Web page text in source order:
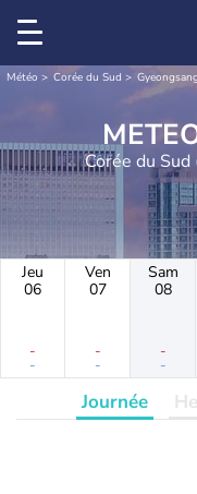
Météo Corée du Sud
Corée du Sud
Jeu
06
-
-
Ven
07
-
-
Sam
08
-
-
Journée